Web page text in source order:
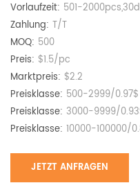
Vorlaufzeit: 501-
Zahlung: T/T
MOQ: 500
Preis: $1.5/pc
Marktpreis: $2.2
Preisklasse: 500-2999/0.97$
Preisklasse: 3000-9999/
Preisklasse: 10000-100000/
JETZT ANFRAGEN